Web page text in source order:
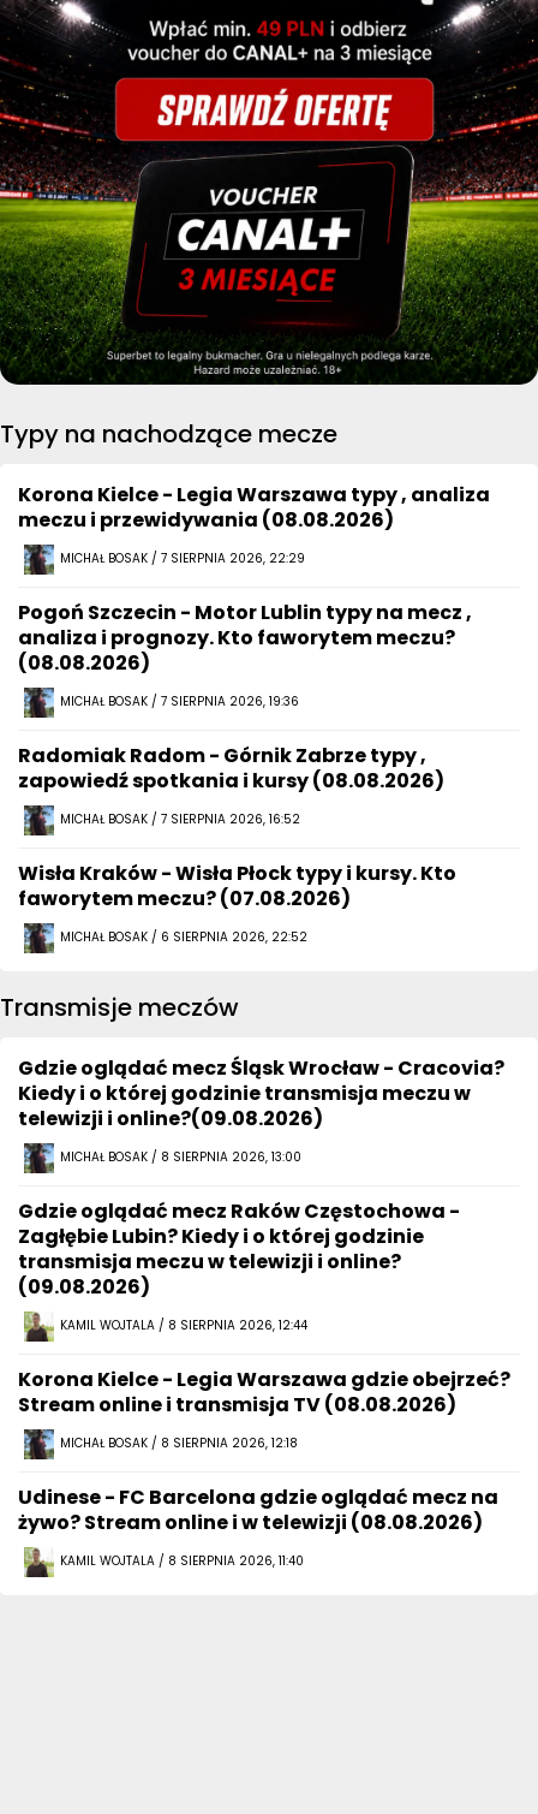
Typy na nachodzące mecze
Korona Kielce - Legia Warszawa typy , analiza
meczu i przewidywania (08.08.2026)
MICHAŁ BOSAK / 7 SIERPNIA 2026, 22:29
Pogoń Szczecin - Motor Lublin typy na mecz ,
analiza i prognozy. Kto faworytem meczu?
(08.08.2026)
MICHAŁ BOSAK / 7 SIERPNIA 2026, 19:36
Radomiak Radom - Górnik Zabrze typy ,
zapowiedź spotkania i kursy (08.08.2026)
MICHAŁ BOSAK / 7 SIERPNIA 2026, 16:52
Wisła Kraków - Wisła Płock typy i kursy. Kto
faworytem meczu? (07.08.2026)
MICHAŁ BOSAK / 6 SIERPNIA 2026, 22:52
Transmisje meczów
Gdzie oglądać mecz Śląsk Wrocław - Cracovia?
Kiedy i o której godzinie transmisja meczu w
telewizji i online?(09.08.2026)
MICHAŁ BOSAK / 8 SIERPNIA 2026, 13:00
Gdzie oglądać mecz Raków Częstochowa -
Zagłębie Lubin? Kiedy i o której godzinie
transmisja meczu w telewizji i online?
(09.08.2026)
KAMIL WOJTALA / 8 SIERPNIA 2026, 12:44
Korona Kielce - Legia Warszawa gdzie obejrzeć?
Stream online i transmisja TV (08.08.2026)
MICHAŁ BOSAK / 8 SIERPNIA 2026, 12:18
Udinese - FC Barcelona gdzie oglądać mecz na
żywo? Stream online i w telewizji (08.08.2026)
KAMIL WOJTALA / 8 SIERPNIA 2026, 11:40